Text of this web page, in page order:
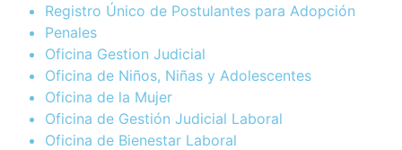
Registro Único de Postulantes para Adopción
Penales
Oficina Gestion Judicial
Oficina de Niños, Niñas y Adolescentes
Oficina de la Mujer
Oficina de Gestión Judicial Laboral
Oficina de Bienestar Laboral